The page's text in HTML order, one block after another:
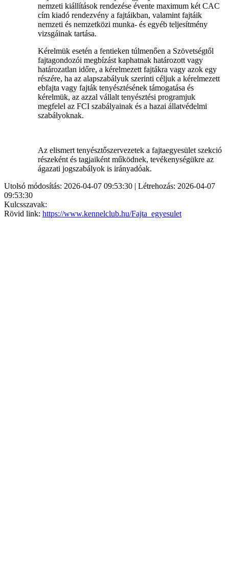
nemzeti kiállítások rendezése évente maximum két CAC
cím kiadó rendezvény a fajtáikban, valamint fajtáik
nemzeti és nemzetközi munka- és egyéb teljesítmény
vizsgáinak tartása.
Kérelmük esetén a fentieken túlmenően a Szövetségtől
fajtagondozói megbízást kaphatnak határozott vagy
határozatlan időre, a kérelmezett fajtákra vagy azok egy
részére, ha az alapszabályuk szerinti céljuk a kérelmezett
ebfajta vagy fajták tenyésztésének támogatása és
kérelmük, az azzal vállalt tenyésztési programjuk
megfelel az FCI szabályainak és a hazai állatvédelmi
szabályoknak.
Az elismert tenyésztőszervezetek a fajtaegyesület szekció
részeként és tagjaiként működnek, tevékenységükre az
ágazati jogszabályok is irányadóak.
Utolsó módosítás: 2026-04-07 09:53:30 | Létrehozás: 2026-04-07
09:53:30
Kulcsszavak:
Rövid link: https://www.kennelclub.hu/Fajta_egyesulet